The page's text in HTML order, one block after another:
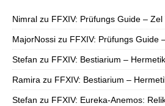
Nimral zu FFXIV: Prüfungs Guide – Zel
MajorNossi zu FFXIV: Prüfungs Guide
Stefan zu FFXIV: Bestiarium –
Ramira zu FFXIV: Bestiarium –
Stefan zu FFXIV: Eureka-Anemos: